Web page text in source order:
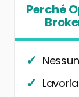
Perché